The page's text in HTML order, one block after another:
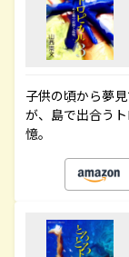
子供の頃から夢
が、島で出合う
憶。